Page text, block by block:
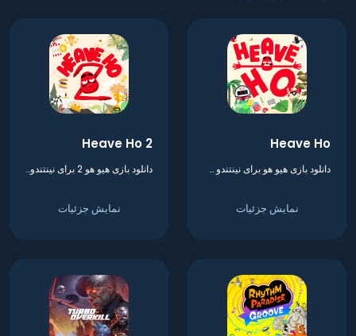
Heave Ho
دانلود بازی هیو هو برای نینتندو سوییچ
نمایش جزئیات
Heave Ho 2
دانلود بازی هیو هو 2 برای نینتندو سوییچ
نمایش جزئیات